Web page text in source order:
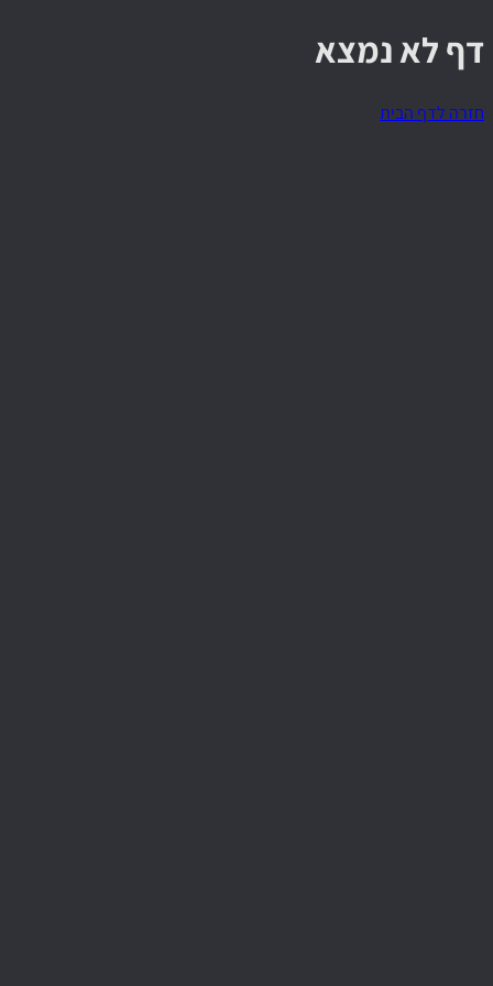
דף לא נמצא
חזרה לדף הבית